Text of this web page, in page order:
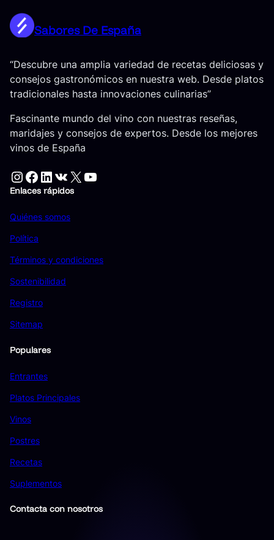
Sabores De España
“Descubre una amplia variedad de recetas deliciosas y
consejos gastronómicos en nuestra web. Desde platos
tradicionales hasta innovaciones culinarias”
Fascinante mundo del vino con nuestras reseñas,
maridajes y consejos de expertos. Desde los mejores
vinos de España
Instagram Facebook LinkedIn VK X YouTube
Enlaces rápidos
Quiénes somos
Política
Términos y condiciones
Sostenibilidad
Registro
Sitemap
Populares
Entrantes
Platos Principales
Vinos
Postres
Recetas
Suplementos
Contacta con nosotros